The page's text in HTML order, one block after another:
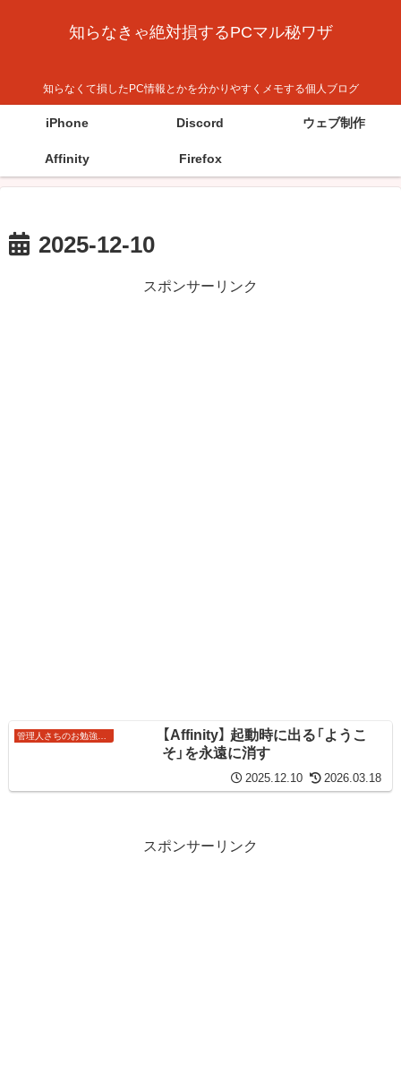
知らなきゃ絶対損するPCマル秘ワザ
知らなくて損したPC情報とかを分かりやすくメモする個人ブログ
iPhone Discord ウェブ制作
Affinity Firefox
2025-12-10
スポンサーリンク
【Affinity】 起動時に出る「ようこ
そ」を永遠に消す
2025.12.10 2026.03.18
スポンサーリンク